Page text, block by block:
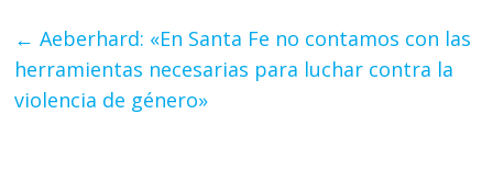
← Aeberhard: «En Santa Fe no contamos con las
herramientas necesarias para luchar contra la
violencia de género»